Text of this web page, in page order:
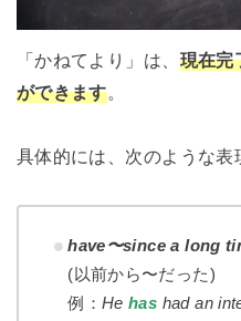
「かねてより」は、 現在完
ができます。
具体的には、次のような表
have〜since a long
(以前から〜だった)
例： Hehas had an